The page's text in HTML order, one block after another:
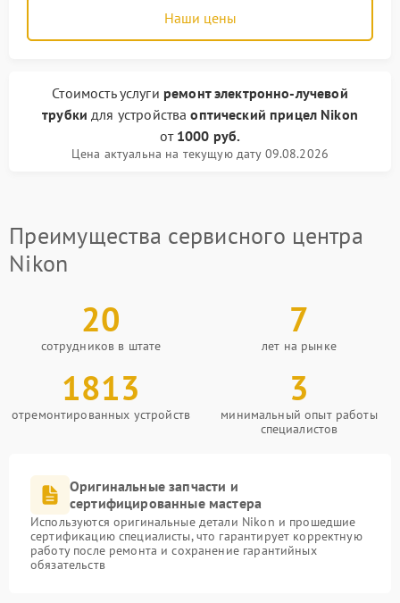
Наши цены
Стоимость услуги ремонт электронно-лучевой
трубки для устройстваоптический прицел Nikon
от 1000 руб.
Цена актуальна на текущую дату 09.08.2026
Преимущества сервисного центра
Nikon
20
сотрудников в штате
7
лет на рынке
1813
отремонтированных устройств
3
минимальный опыт работы
специалистов
Оригинальные запчасти и
сертифицированные мастера
Используются оригинальные детали Nikon и прошедшие
сертификацию специалисты, что гарантирует корректную
работу после ремонта и сохранение гарантийных
обязательств